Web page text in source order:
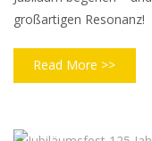
großartigen Resonanz!
Read More >>